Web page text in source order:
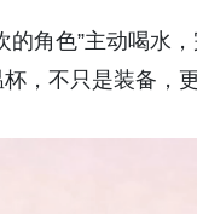
角色”主动喝水
，不只是装备，